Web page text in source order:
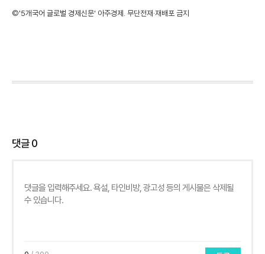
©'5개국어 글로벌 경제신문' 아주경제. 무단전재·재배포 금지
댓글0